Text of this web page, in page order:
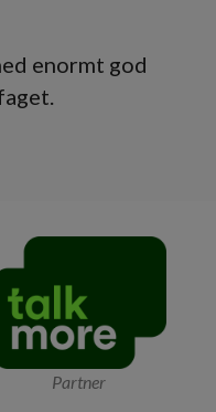
enormt god
Partner